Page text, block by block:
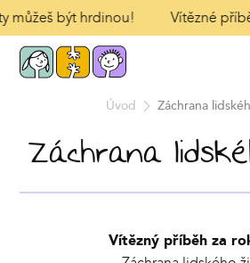
můžeš být hrdinou! Vítězné
Úvod Záchrana
Záchrana
Vítězný příběh za